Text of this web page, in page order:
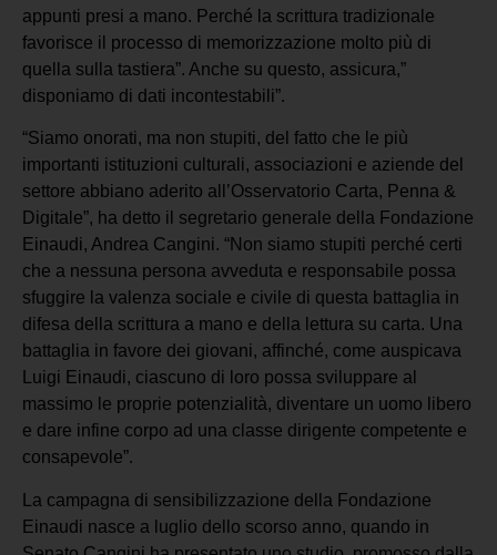
appunti presi a mano. Perché la scrittura tradizionale
favorisce il processo di memorizzazione molto più di
quella sulla tastiera”. Anche su questo, assicura,”
disponiamo di dati incontestabili”.
“Siamo onorati, ma non stupiti, del fatto che le più
importanti istituzioni culturali, associazioni e aziende del
settore abbiano aderito all’Osservatorio Carta, Penna &
Digitale”, ha detto il segretario generale della Fondazione
Einaudi, Andrea Cangini. “Non siamo stupiti perché certi
che a nessuna persona avveduta e responsabile possa
sfuggire la valenza sociale e civile di questa battaglia in
difesa della scrittura a mano e della lettura su carta. Una
battaglia in favore dei giovani, affinché, come auspicava
Luigi Einaudi, ciascuno di loro possa sviluppare al
massimo le proprie potenzialità, diventare un uomo libero
e dare infine corpo ad una classe dirigente competente e
consapevole”.
La campagna di sensibilizzazione della Fondazione
Einaudi nasce a luglio dello scorso anno, quando in